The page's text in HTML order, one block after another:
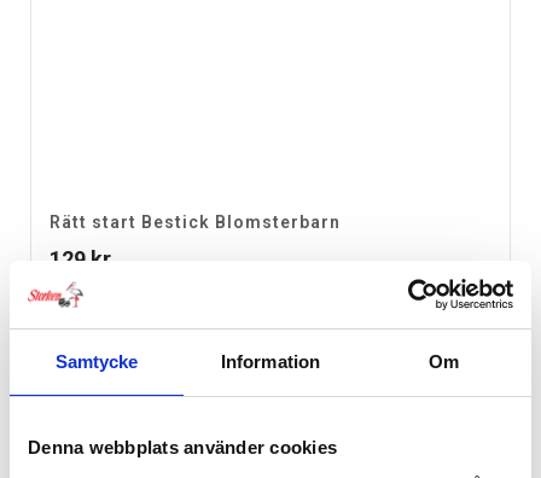
Samtycke Information Om
Denna webbplats använder cookies
Rätt start Bestick Blomsterbarn
129 kr